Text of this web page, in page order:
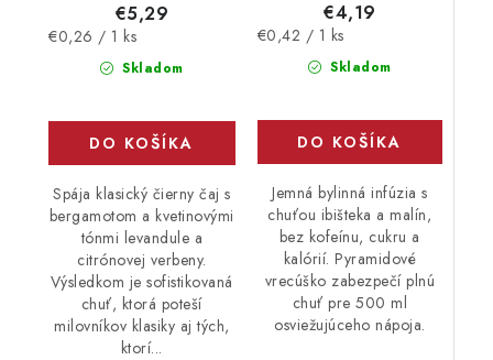
Skladom
€5,29
Jednotková
€0,26 / 1 ks
DO KOŠÍKA
Spája klasický čierny čaj s
bergamotom a kvetinovými
tónmi levandule a
citrónovej verbeny.
Výsledkom je sofistikovaná
chuť, ktorá poteší
milovníkov klasiky aj tých,
ktorí...
Skladom
€4,19
Jednotková
€0,42 / 1 ks
DO KOŠÍKA
Jemná bylinná infúzia s
chuťou ibišteka a malín,
bez kofeínu, cukru a
kalórií. Pyramidové
vrecúško zabezpečí plnú
chuť pre 500 ml
osviežujúceho nápoja.